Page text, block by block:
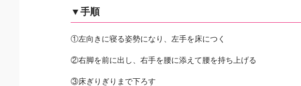
▼手順
①左向きに寝る姿勢になり、左手を床につく
②右脚を前に出し、右手を腰に添えて腰を持ち上げる
③床ぎりぎりまで下ろす